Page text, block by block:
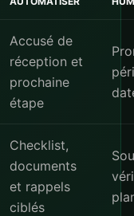
Accusé de
réception et
prochaine
étape
Checklist,
documents
et rappels
ciblés